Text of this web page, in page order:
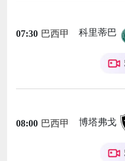
07:30 巴西甲 科里蒂巴
08:00 巴西甲 博塔弗戈